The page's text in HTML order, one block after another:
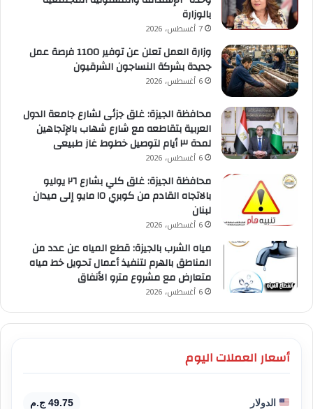
بالوزارة
7 أغسطس، 2026
وزارة العمل تعلن عن توفير 1100 فرصة عمل
جديدة بشركة النساجون الشرقيون
6 أغسطس، 2026
محافظة الجيزة: غلق جزئى لشارع جامعة الدول
العربية بتقاطعه مع شارع شهاب بالإتجاهين
لمدة ٣ أيام لتوصيل خطوط غاز طبيعى
6 أغسطس، 2026
محافظة الجيزة: غلق كلي بشارع ٢٦ يوليو
بالاتجاه القادم من كوبري ١٥ مايو إلى ميدان
لبنان
6 أغسطس، 2026
مياه الشرب بالجيزة: قطع المياه عن عدد من
المناطق بالهرم لتنفيذ أعمال تحويل خط مياه
متعارض مع مشروع مترو الأنفاق
6 أغسطس، 2026
أسعار العملات اليوم
الدولار 49.75 ج.م